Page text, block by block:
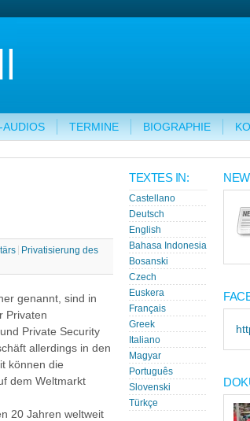
AUDIOS TERMINE BIOGRAPHIE
Privatisierung des
genannt, sind in
Privaten
Private Security
allerdings in den
können die
dem Weltmarkt
20 Jahren weltweit
TEXTES IN:
Castellano
Deutsch
English
Bahasa Indonesia
Bosanski
Czech
Euskera
Français
Greek
Italiano
Magyar
Português
Slovenski
Türkçe